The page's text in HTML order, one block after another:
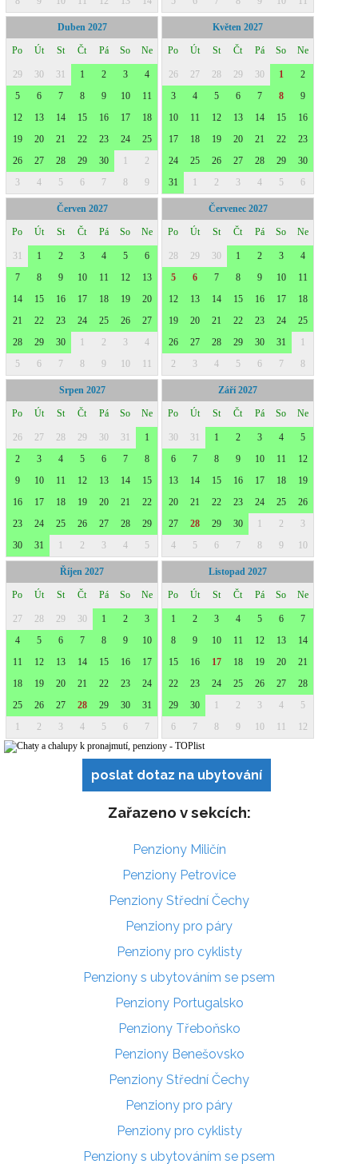
poslat dotaz na ubytování
Zařazeno v sekcích:
Penziony Miličín
Penziony Petrovice
Penziony Střední Čechy
Penziony pro páry
Penziony pro cyklisty
Penziony s ubytováním se psem
Penziony Portugalsko
Penziony Třeboňsko
Penziony Benešovsko
Penziony Střední Čechy
Penziony pro páry
Penziony pro cyklisty
Penziony s ubytováním se psem